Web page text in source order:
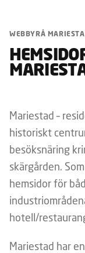
WEBBYRÅ
Mariestad –
historiskt
besöksnäring
skärgården.
hemsidor för
hotell/
Mariestad har